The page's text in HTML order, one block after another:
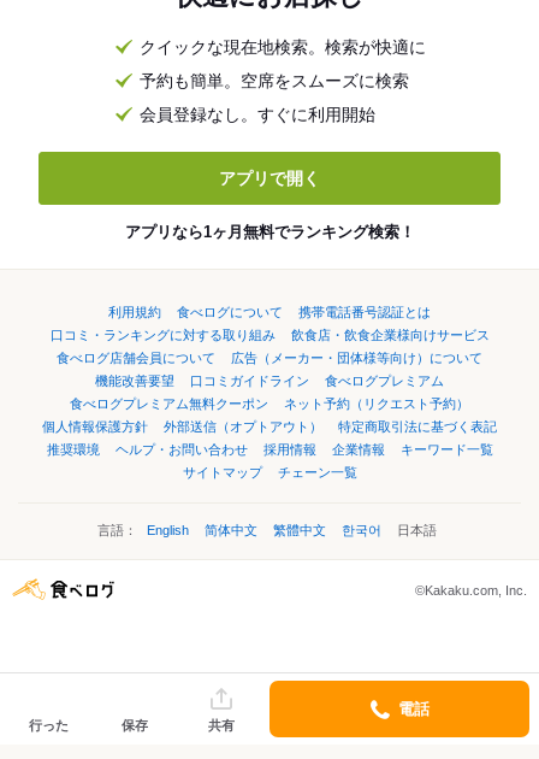
クイックな現在地検索。検索が快適に
予約も簡単。空席をスムーズに検索
会員登録なし。すぐに利用開始
アプリで開く
アプリなら1ヶ月無料でランキング検索！
利用規約 食べログについて
携帯電話番号認証とは
口コミ・ランキングに対する取り組み
飲食店・飲食企業様向けサービス
食べログ店舗会員について
広告（メーカー・団体様等向け）について
機能改善要望
口コミガイドライン
食べログプレミアム
食べログプレミアム無料クーポン
ネット予約（リクエスト予約）
個人情報保護方針
外部送信（オプトアウト）
特定商取引法に基づく表記
推奨環境
ヘルプ・お問い合わせ 採用情報 企業情報
キーワード一覧
サイトマップ
チェーン一覧
言語： English 简体中文 繁體中文 한국어 日本語
©Kakaku.com, Inc.
行った 保存 共有
電話